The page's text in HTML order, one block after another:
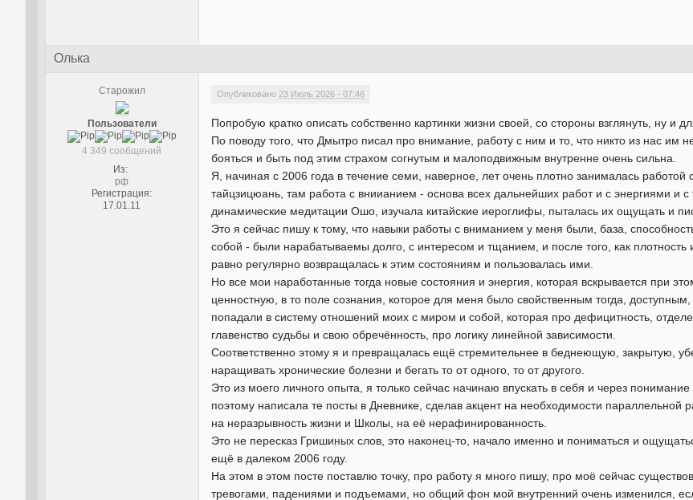
Олька
Старожил
Пользователи
4 349 сообщений
Из:
рф
Регистрация:
17.01.11
Опубликовано 23 Июль 2026 - 07:46
Попробую кратко описать собственно картинки жизни своей, со стороны взглянуть, ну и
По поводу того, что Дмытро писал про внимание, работу с ним и то, что никто из нас им
бояться и быть под этим страхом согнутым и малоподвижным внутренне очень сильна.
Я, начиная с 2006 года в течение семи, наверное, лет очень плотно занималась
тайцзицюань, там работа с вниианием - основа всех дальнейших работ и с энергиями и
динамические медитации Ошо, изучала китайские иероглифы, пыталась их ощущать и
Это я сейчас пишу к тому, что навыки работы с вниманием у меня были, база,
собой - были нарабатываемы долго, с интересом и тщанием, и после того, как
равно регулярно возвращалась к этим состояниям и пользовалась ими.
Но все мои наработанные тогда новые состояния и энергия, которая вскрывается при
ценностную, в то поле сознания, которое для меня было свойственным тогда, доступным,
попадали в систему отношений моих с миром и собой, которая про дефицитность,
главенство судьбы и свою обречённость, про логику линейной зависимости.
Соответственно этому я и превращалась ещё стремительнее в беднеющую, закрытую,
наращивать хронические болезни и бегать то от одного, то от другого.
Это из моего личного опыта, я только сейчас начинаю впускать в себя и через
поэтому написала те посты в Дневнике, сделав акцент на необходимости
на неразрывность жизни и Школы, на её нерафинированность.
Это не пересказ Гришиных слов, это наконец-то, начало именно и пониматься и
ещё в далеком 2006 году.
На этом в этом посте поставлю точку, про работу я много пишу, про моë сейчас
тревогами, падениями и подъемами, но общий фон мой внутренний очень изменился,